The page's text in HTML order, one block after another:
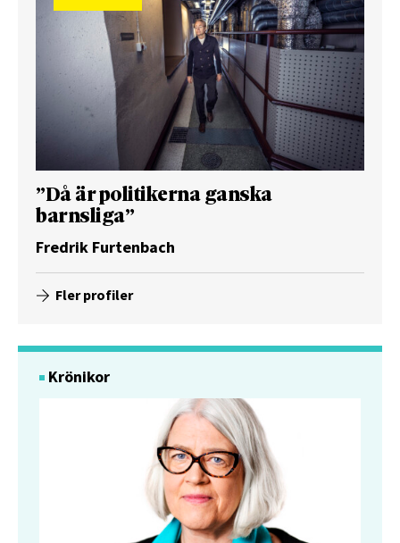
”Då är politikerna ganska
barnsliga”
Fredrik Furtenbach
Fler profiler
Krönikor